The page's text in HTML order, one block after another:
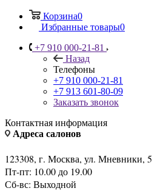
Корзина0
Избранные товары0
+7 910 000-21-81
Назад
Телефоны
+7 910 000-21-81
+7 913 601-80-09
Заказать звонок
Контактная информация
Адреса салонов
123308, г. Москва, ул. Мневники, 5
Пт-пт: 10.00 до 19.00
Сб-вс: Выходной